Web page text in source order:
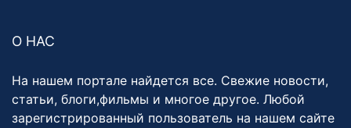
О НАС
На нашем портале найдется все. Свежие новости,
статьи, блоги,фильмы и многое другое. Любой
зарегистрированный пользователь на нашем сайте